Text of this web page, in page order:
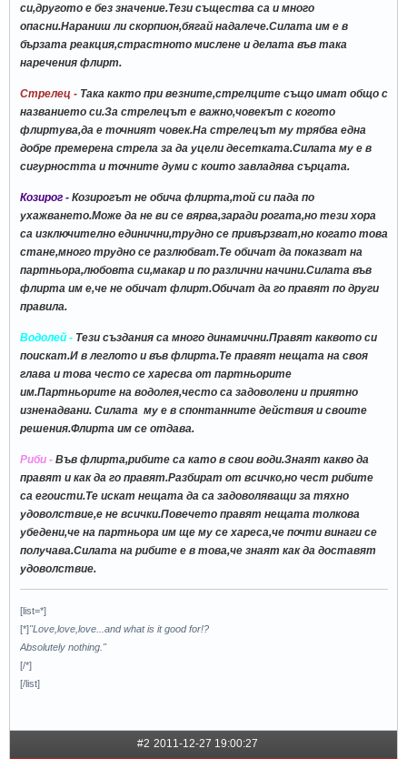
си,другото е без значение.Тези същества са и много
опасни.Нараниш ли скорпион,бягай надалече.Силата им е в
бързата реакция,страстното мислене и делата във така
наречения флирт.
Стрелец - Така както при везните,стрелците също имат общо с
названието си.За стрелецът е важно,човекът с когото
флиртува,да е точният човек.На стрелецът му трябва една
добре премерена стрела за да уцели десетката.Силата му е в
сигурността и точните думи с които завладява сърцата.
Козирог - Козирогът не обича флирта,той си пада по
ухажването.Може да не ви се вярва,заради рогата,но тези хора
са изключително единични,трудно се привързват,но когато това
стане,много трудно се разлюбват.Те обичат да показват на
партньора,любовта си,макар и по различни начини.Силата във
флирта им е,че не обичат флирт.Обичат да го правят по други
правила.
Водолей - Тези създания са много динамични.Правят каквото си
поискат.И в леглото и във флирта.Те правят нещата на своя
глава и това често се харесва от партньорите
им.Партньорите на водолея,често са задоволени и приятно
изненадвани. Силата му е в спонтанните действия и своите
решения.Флирта им се отдава.
Риби - Във флирта,рибите са като в свои води.Знаят какво да
правят и как да го правят.Разбират от всичко,но чест рибите
са егоисти.Те искат нещата да са задоволяващи за тяхно
удоволствие,е не всички.Повечето правят нещата толкова
убедени,че на партньора им ще му се хареса,че почти винаги се
получава.Силата на рибите е в това,че знаят как да доставят
удоволствие.
[list=*]
[*]"Love,love,love...and what is it good for!?
Absolutely nothing."
[/*]
[/list]
#2 2011-12-27 19:00:27